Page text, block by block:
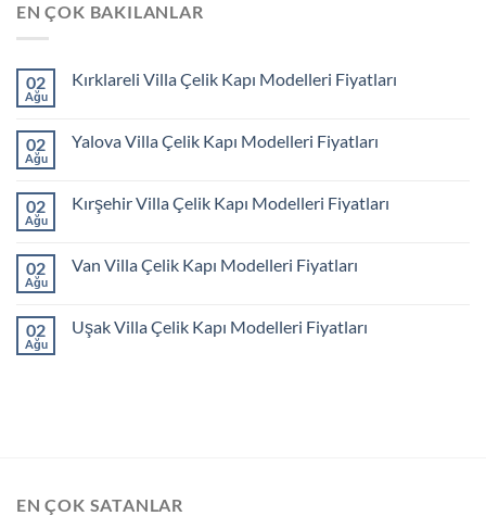
EN ÇOK BAKILANLAR
02
Ağu
Kırklareli Villa Çelik Kapı Modelleri Fiyatları
02
Ağu
Yalova Villa Çelik Kapı Modelleri Fiyatları
02
Ağu
Kırşehir Villa Çelik Kapı Modelleri Fiyatları
02
Ağu
Van Villa Çelik Kapı Modelleri Fiyatları
02
Ağu
Uşak Villa Çelik Kapı Modelleri Fiyatları
EN ÇOK SATANLAR